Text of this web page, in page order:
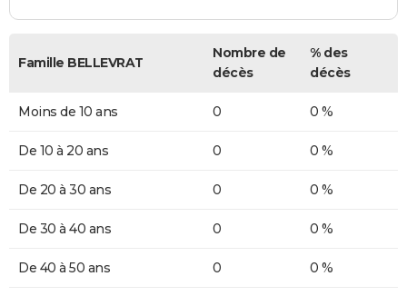
Famille BELLEVRAT
Nombre de
décès
% des
décès
Moins de 10 ans 0 0 %
De 10 à 20 ans 0 0 %
De 20 à 30 ans 0 0 %
De 30 à 40 ans 0 0 %
De 40 à 50 ans 0 0 %